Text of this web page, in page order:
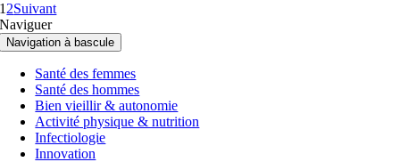
1 2Suivant
Naviguer
Navigation à bascule
Santé des femmes
Santé des hommes
Bien vieillir & autonomie
Activité physique & nutrition
Infectiologie
Innovation